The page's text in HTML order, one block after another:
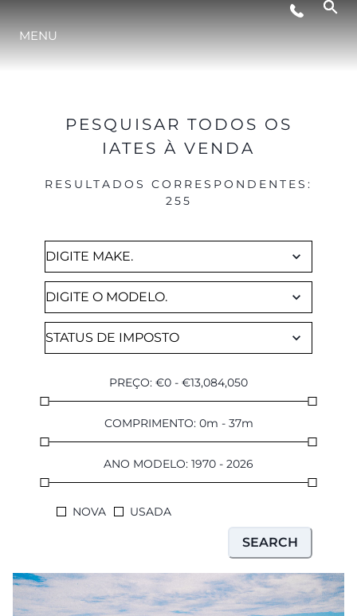
ESTILO DE VIDA
EMPRESA
EQUIPE
HERANÇA
VALUE YOUR BOAT
SOUTH OF FRANCE ADVENTURES
MENU
PESQUISAR TODOS OS
IATES À VENDA
RESULTADOS CORRESPONDENTES :
255
PREÇO: €0 - €13,084,050
COMPRIMENTO: 0m - 37m
ANO MODELO: 1970 - 2026
NOVA USADA
SEARCH